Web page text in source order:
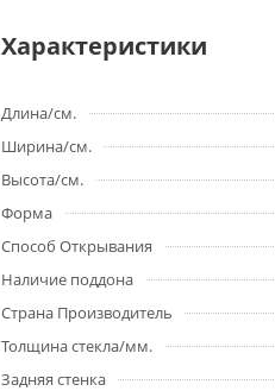
Характеристики
Длина/см.
Ширина/см.
Высота/см.
Форма
Способ Открывания
Наличие поддона
Страна Производитель
Толщина стекла/мм.
Задняя стенка